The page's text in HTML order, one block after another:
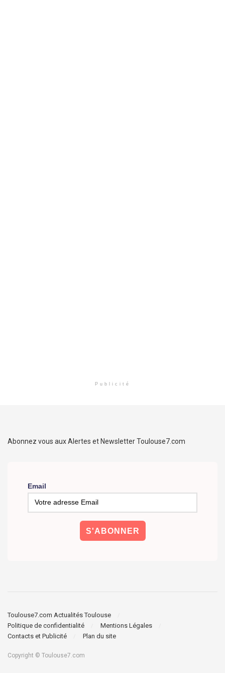
Publicité
Abonnez vous aux Alertes et Newsletter Toulouse7.com
Email
Toulouse7.com Actualités Toulouse
Politique de confidentialité
Mentions Légales
Contacts et Publicité
Plan du site
Copyright © Toulouse7.com